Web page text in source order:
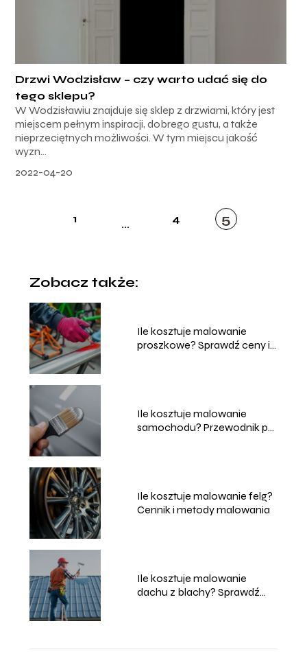
Drzwi Wodzisław – czy warto udać się do
tego sklepu?
W Wodzisławiu znajduje się sklep z drzwiami, który jest
miejscem pełnym inspiracji, dobrego gustu, a także
nieprzeciętnych możliwości. W tym miejscu jakość
wyzn...
2022-04-20
1 ... 4 5
Zobacz także:
Ile kosztuje malowanie
proszkowe? Sprawdź ceny i
Ile kosztuje malowanie
samochodu? Przewodnik po
Ile kosztuje malowanie felg?
Cennik i metody malowania
Ile kosztuje malowanie
dachu z blachy? Sprawdź